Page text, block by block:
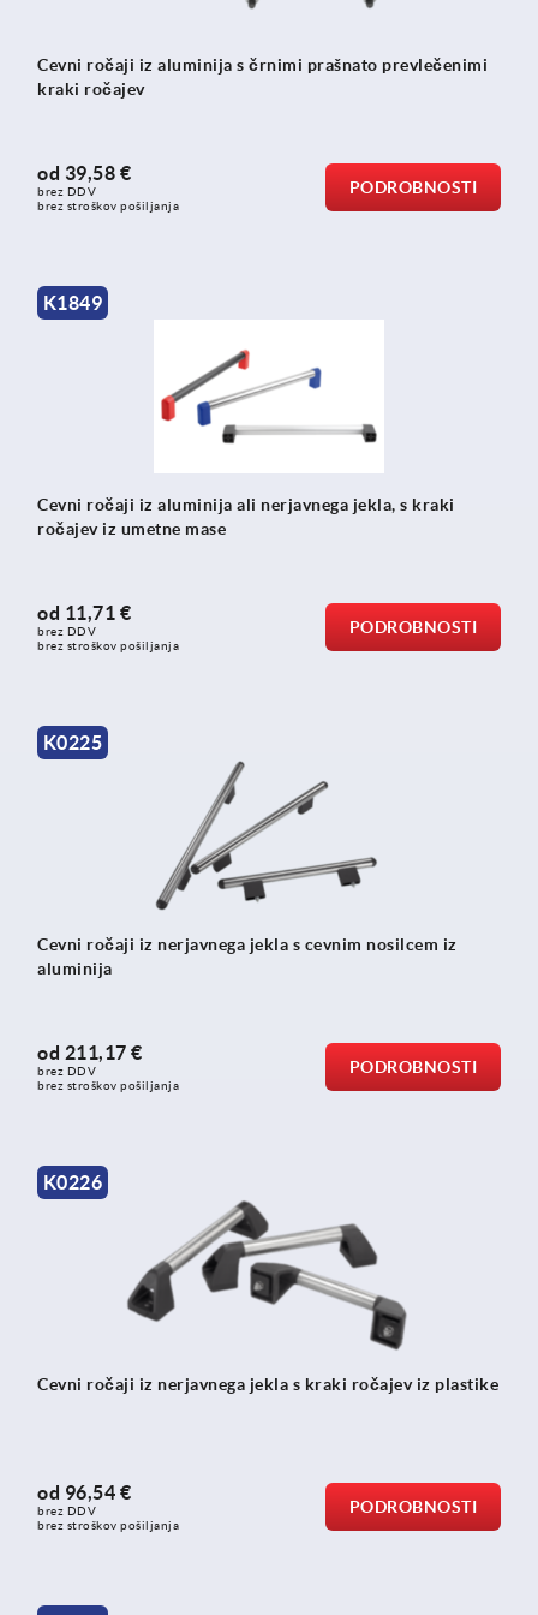
Cevni ročaji iz aluminija s črnimi prašnato prevlečenimi
kraki ročajev
od 39,58 €
brez DDV
brez stroškov pošiljanja
PODROBNOSTI
K1849
Cevni ročaji iz aluminija ali nerjavnega jekla, s kraki
ročajev iz umetne mase
od 11,71 €
brez DDV
brez stroškov pošiljanja
PODROBNOSTI
K0225
Cevni ročaji iz nerjavnega jekla s cevnim nosilcem iz
aluminija
od 211,17 €
brez DDV
brez stroškov pošiljanja
PODROBNOSTI
K0226
Cevni ročaji iz nerjavnega jekla s kraki ročajev iz plastike
od 96,54 €
brez DDV
brez stroškov pošiljanja
PODROBNOSTI